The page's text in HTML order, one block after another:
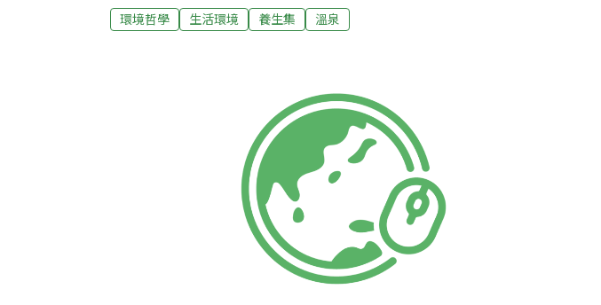
耳其與希臘的飲食其實有著許多相同之處；以香料而言，不只是各種食物
的佐料，影片主角凡尼斯更從開香料店爺爺身上學到許多人生大道理。不
坐在浴室，聽到大人們都在高談闊論當時的時局，他便認為在充滿蒸氣的
浴池中就像蒸熟的「淡菜」一樣，殼會自動打開，心中的祕密不會再有任
何隱藏，會自動逸出。片尾凡尼斯為了女友而與其夫穆斯達法談判，約定
地點就在土耳其浴室，呼應了他小時候坐在浴室的場景。最愛洗澡
環境哲學 生活環境 養生集 溫泉